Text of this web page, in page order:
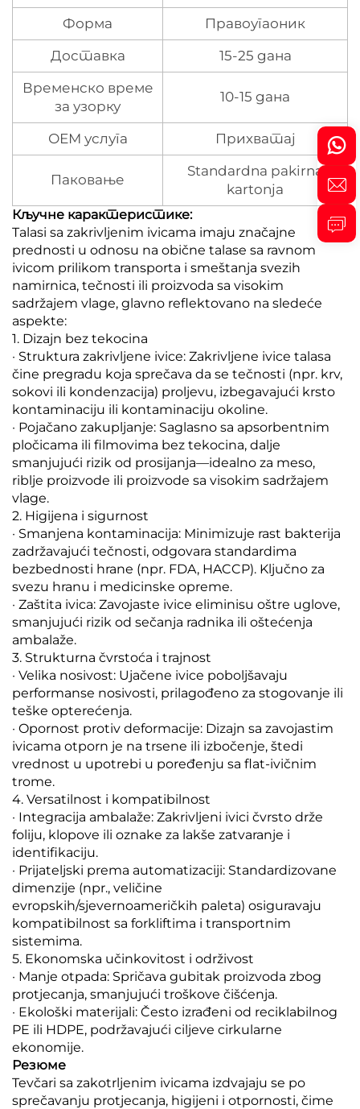
Форма
Правоугаоник
Доставка
15-25 дана
Временско време
за узорку
10-15 дана
ОЕМ услуга Прихватај
Паковање
Standardna pakirna
kartonja
Кључне карактеристике:
Talasi sa zakrivljenim ivicama imaju značajne
prednosti u odnosu na obične talase sa ravnom
ivicom prilikom transporta i smeštanja svezih
namirnica, tečnosti ili proizvoda sa visokim
sadržajem vlage, glavno reflektovano na sledeće
aspekte:
1. Dizajn bez tekocina
· Struktura zakrivljene ivice: Zakrivljene ivice talasa
čine pregradu koja sprečava da se tečnosti (npr. krv,
sokovi ili kondenzacija) proljevu, izbegavajući krsto
kontaminaciju ili kontaminaciju okoline.
· Pojačano zakupljanje: Saglasno sa apsorbentnim
pločicama ili filmovima bez tekocina, dalje
smanjujući rizik od prosijanja—idealno za meso,
riblje proizvode ili proizvode sa visokim sadržajem
vlage.
2. Higijena i sigurnost
· Smanjena kontaminacija: Minimizuje rast bakterija
zadržavajući tečnosti, odgovara standardima
bezbednosti hrane (npr. FDA, HACCP). Ključno za
svezu hranu i medicinske opreme.
· Zaštita ivica: Zavojaste ivice eliminisu oštre uglove,
smanjujući rizik od sečanja radnika ili oštećenja
ambalaže.
3. Strukturna čvrstoća i trajnost
· Velika nosivost: Ujačene ivice poboljšavaju
performanse nosivosti, prilagođeno za stogovanje ili
teške opterećenja.
· Opornost protiv deformacije: Dizajn sa zavojastim
ivicama otporn je na trsene ili izbočenje, štedi
vrednost u upotrebi u poređenju sa flat-ivičnim
trome.
4. Versatilnost i kompatibilnost
· Integracija ambalaže: Zakrivljeni ivici čvrsto drže
foliju, klopove ili oznake za lakše zatvaranje i
identifikaciju.
· Prijateljski prema automatizaciji: Standardizovane
dimenzije (npr., veličine
evropskih/sjevernoameričkih paleta) osiguravaju
kompatibilnost sa forkliftima i transportnim
sistemima.
5. Ekonomska učinkovitost i održivost
· Manje otpada: Spričava gubitak proizvoda zbog
protjecanja, smanjujući troškove čišćenja.
· Ekološki materijali: Često izrađeni od reciklabilnog
PE ili HDPE, podržavajući ciljeve cirkularne
ekonomije.
Резюме
Tevčari sa zakotrljenim ivicama izdvajaju se po
sprečavanju protjecanja, higijeni i otpornosti, čime